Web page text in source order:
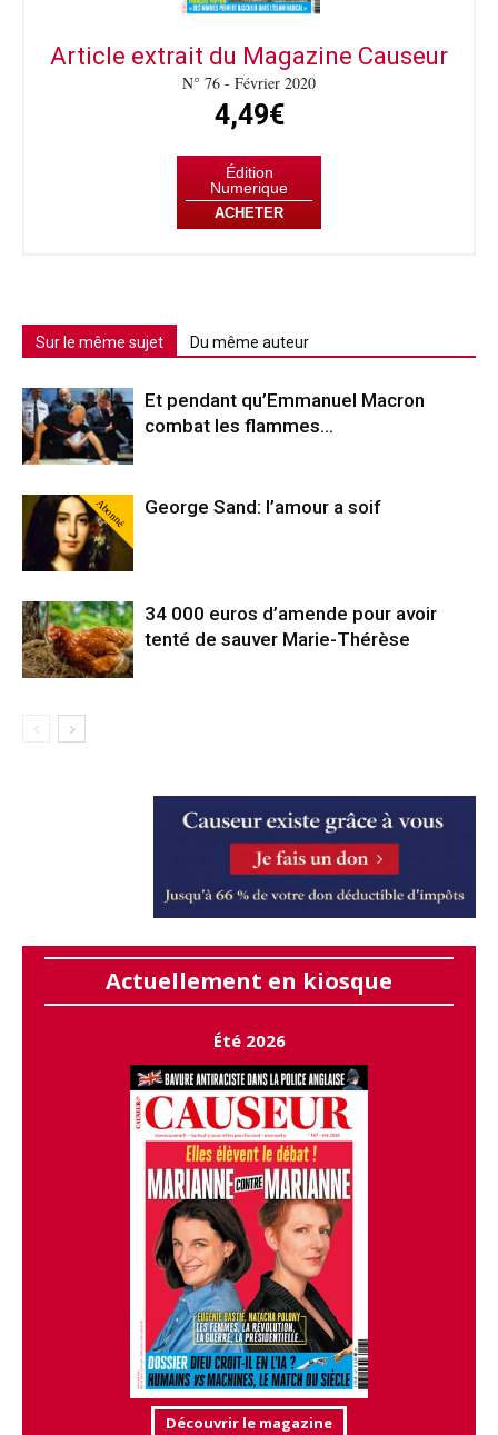
Article extrait du Magazine Causeur
N° 76 - Février 2020
4,49€
Édition
Numerique
ACHETER
Sur le même sujet Du même auteur
Et pendant qu’Emmanuel Macron
combat les flammes…
Abonné George Sand: l’amour a soif
34 000 euros d’amende pour avoir
tenté de sauver Marie-Thérèse
Actuellement en kiosque
Été 2026
Découvrir le magazine